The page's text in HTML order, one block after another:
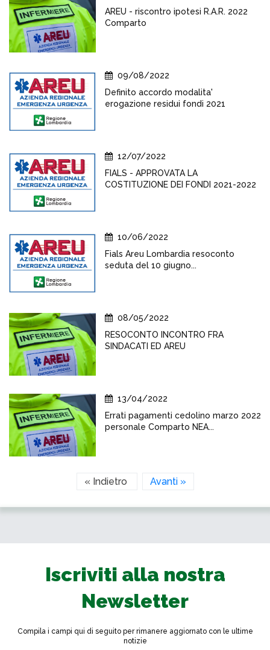
AREU - riscontro ipotesi R.A.R. 2022
Comparto
09/08/2022
Definito accordo modalita'
erogazione residui fondi 2021
12/07/2022
FIALS - APPROVATA LA
COSTITUZIONE DEI FONDI 2021-2022
10/06/2022
Fials Areu Lombardia resoconto
seduta del 10 giugno...
08/05/2022
RESOCONTO INCONTRO FRA
SINDACATI ED AREU
13/04/2022
Errati pagamenti cedolino marzo 2022
personale Comparto NEA...
« Indietro Avanti »
Iscriviti alla nostra
Newsletter
Compila i campi qui di seguito per rimanere aggiornato con le ultime
notizie